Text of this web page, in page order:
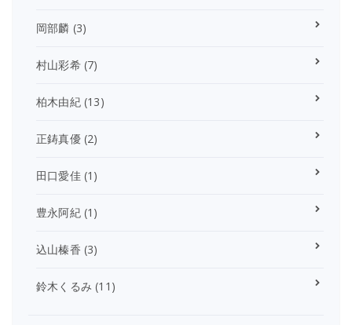
岡部麟 (3)
村山彩希(7)
柏木由紀(13)
正鋳真優(2)
田口愛佳(1)
豊永阿紀(1)
込山榛香 (3)
鈴木くるみ (11)